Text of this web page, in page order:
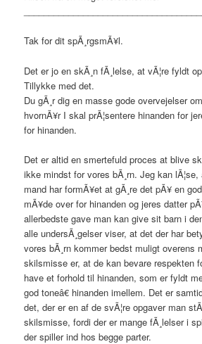
Tak for dit spÃ¸rgsmÃ¥l.
Det er jo en skÃ¸n fÃ¸lelse, at vÃ¦re fyldt
Tillykke med det.
Du gÃ¸r dig en masse gode overvejelser
hvornÃ¥r I skal prÃ¦sentere hinanden for
for hinanden.
Det er altid en smertefuld proces at blive
ikke mindst for vores bÃ¸rn. Jeg kan
mand har formÃ¥et at gÃ¸re det pÃ¥ en
mÃ¥de over for hinanden og jeres datter
allerbedste gave man kan give sit barn i
alle undersÃ¸gelser viser, at det der har
vores bÃ¸rn kommer bedst muligt overens
skilsmisse er, at de kan bevare respekten
have et forhold til hinanden, som er fyldt
god toneâ€ hinanden imellem. Det er
det, der er en af de svÃ¦re opgaver man
skilsmisse, fordi der er mange fÃ¸lelser i
der spiller ind hos begge parter.